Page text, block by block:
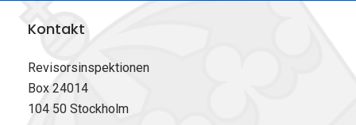
Kontakt
Revisorsinspektionen
Box 24014
104 50 Stockholm